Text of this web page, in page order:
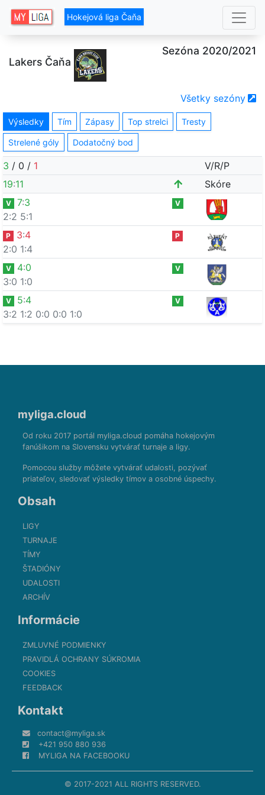
Hokejová liga Čaňa
Lakers Čaňa
Sezóna 2020/2021
Všetky sezóny
Výsledky Tím Zápasy Top strelci Tresty
Strelené góly Dodatočný bod
3 / 0 / 1
V/R/P
19:11 Skóre
V 7:3
2:2 5:1
V
P 3:4
2:0 1:4
P
V 4:0
3:0 1:0
V
V 5:4
3:2 1:2 0:0 0:0 1:0
V
myliga.cloud
Od roku 2017 portál myliga.cloud pomáha hokejovým
fanúšikom na Slovensku vytvárať turnaje a ligy.
Pomocou služby môžete vytvárať udalosti, pozývať
priateľov, sledovať výsledky tímov a osobné úspechy.
Obsah
LIGY
TURNAJE
TÍMY
ŠTADIÓNY
UDALOSTI
ARCHÍV
Informácie
ZMLUVNÉ PODMIENKY
PRAVIDLÁ OCHRANY SÚKROMIA
COOKIES
FEEDBACK
Kontakt
contact@myliga.sk
+421 950 880 936
MYLIGA NA FACEBOOKU
© 2017-2021 ALL RIGHTS RESERVED.